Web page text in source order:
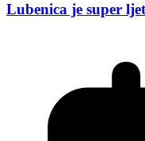
Lubenica je super